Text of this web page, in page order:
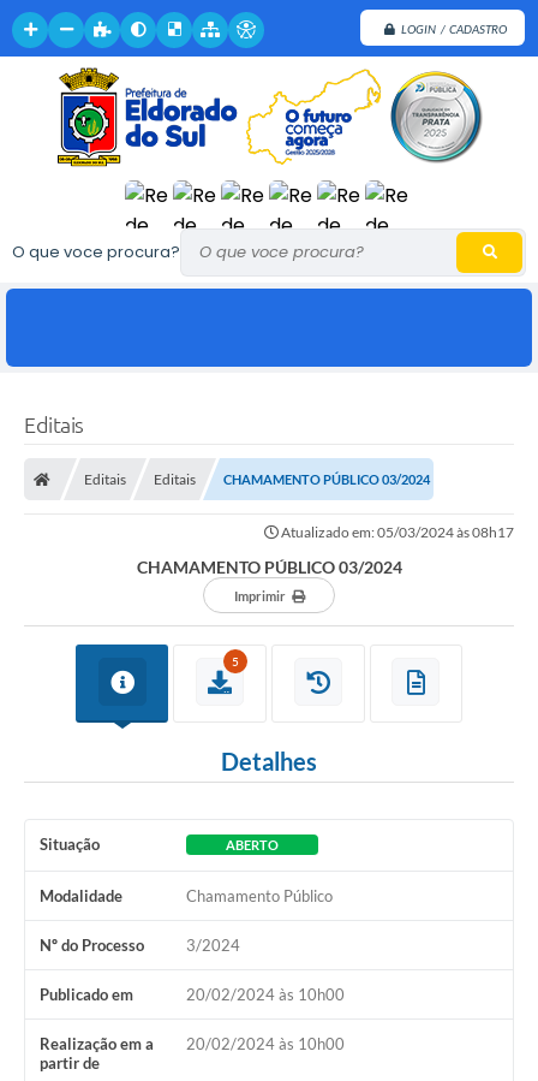
LOGIN / CADASTRO
O que voce procura?
Editais
Editais Editais CHAMAMENTO PÚBLICO 03/2024
Atualizado em: 05/03/2024 às 08h17
CHAMAMENTO PÚBLICO 03/2024
Imprimir
5
Detalhes
Situação ABERTO
Modalidade Chamamento Público
Nº do Processo 3/2024
Publicado em 20/02/2024 às 10h00
Realização em a
partir de
20/02/2024 às 10h00